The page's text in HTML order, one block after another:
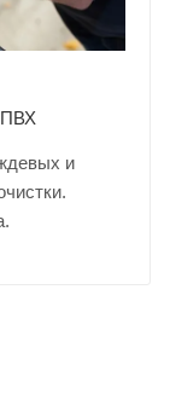
ПВХ
и